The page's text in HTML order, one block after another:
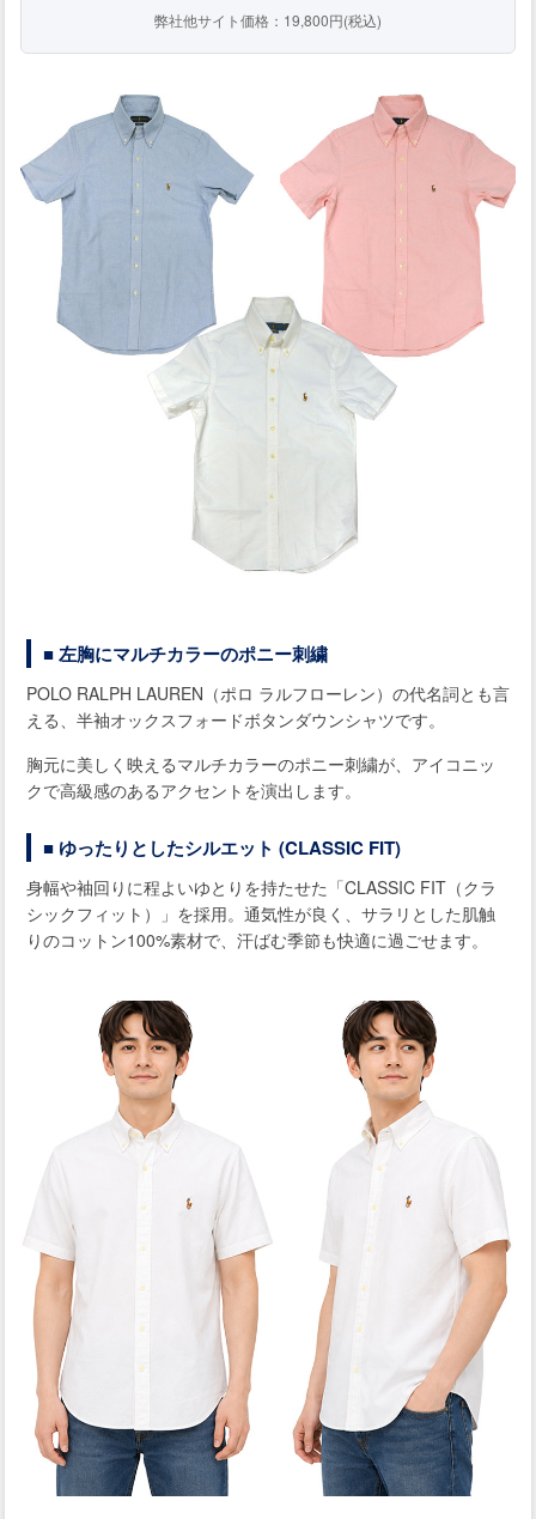
弊社他サイト価格：19,800円(税込)
■ 左胸にマルチカラーのポニー刺繍
POLO RALPH LAUREN（ポロ ラルフローレン）の代名詞とも言
える、半袖オックスフォードボタンダウンシャツです。
胸元に美しく映えるマルチカラーのポニー刺繍が、アイコニッ
クで高級感のあるアクセントを演出します。
■ ゆったりとしたシルエット (CLASSIC FIT)
身幅や袖回りに程よいゆとりを持たせた「CLASSIC FIT（クラ
シックフィット）」を採用。通気性が良く、サラリとした肌触
りのコットン100%素材で、汗ばむ季節も快適に過ごせます。